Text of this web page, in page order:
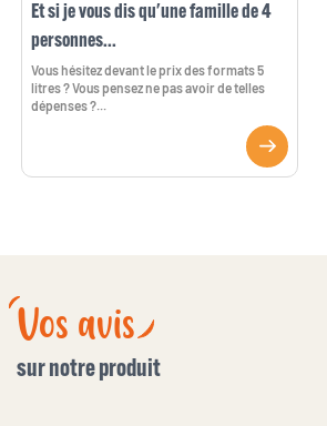
Et si je vous dis qu'une famille de 4
personnes...
Vous hésitez devant le prix des formats 5
litres ? Vous pensez ne pas avoir de telles
dépenses ?...
Vos avis
sur notre produit